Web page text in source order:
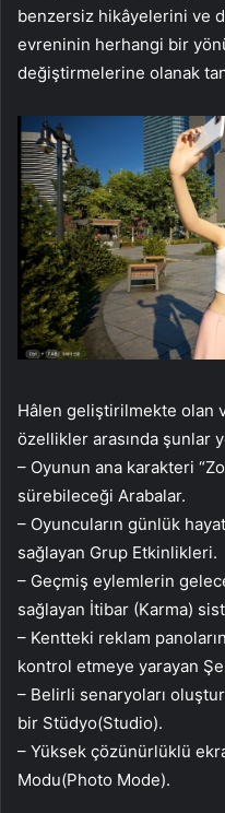
benzersiz hikâyelerini ve
evreninin herhangi bir
değiştirmelerine olanak
Hâlen geliştirilmekte olan
özellikler arasında şunlar
– Oyunun ana karakteri
sürebileceği Arabalar.
– Oyuncuların günlük
sağlayan Grup Etkinlikleri.
– Geçmiş eylemlerin
sağlayan İtibar (Karma)
– Kentteki reklam
kontrol etmeye yarayan
– Belirli senaryoları
bir Stüdyo(Studio).
– Yüksek çözünürlüklü
Modu(Photo Mode).